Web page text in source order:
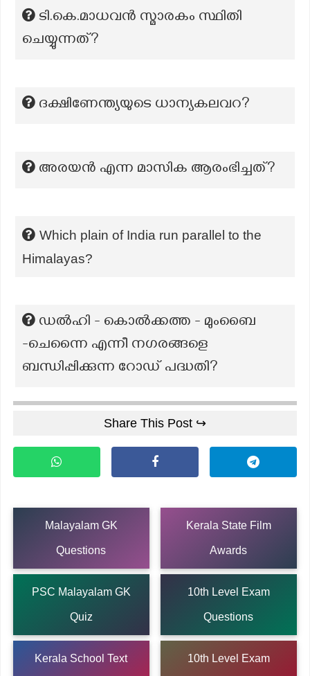
ടി.കെ.മാധവന്‍ സ്മാരകം സ്ഥിതി
ചെയ്യുന്നത്?
ദക്ഷിണേന്ത്യയുടെ ധാന്യകലവറ?
അരയന്‍ എന്ന മാസിക ആരംഭിച്ചത്?
Which plain of India run parallel to the
Himalayas?
ഡൽഹി - കൊൽക്കത്ത - മുംബൈ
-ചെന്നൈ എന്നീ നഗരങ്ങളെ
ബന്ധിപ്പിക്കുന്ന റോഡ് പദ്ധതി?
Share This Post ↪
Malayalam GK
Questions
Kerala State Film
Awards
PSC Malayalam GK
Quiz
10th Level Exam
Questions
Kerala School Text 10th Level Exam